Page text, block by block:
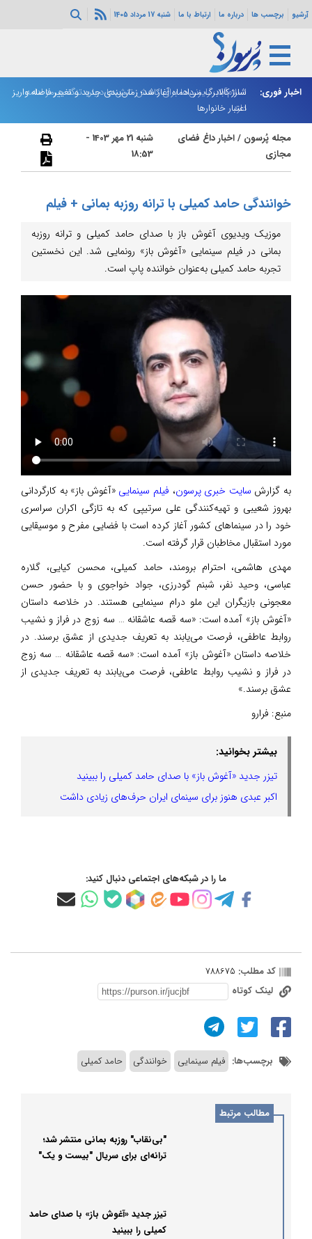
آرشیو برچسب ها درباره ما ارتباط با ما شنبه 17 مرداد 1405
اخبار فوری:
اسلام‌آباد: رایزنی‌ها برای کاهش تنش‌ها درباره تنگه هرمز ادامه
دارد
شارژ کالابرگ مردادماه آغاز شد؛ زمان‌بندی جدید و تغییر فاصله واریز
اعتبار خانوارها
مجله پُرسون /اخبار داغ فضای
مجازی
شنبه 21 مهر 1403 -
18:53
خوانندگی حامد کمیلی با ترانه روزبه بمانی + فیلم
موزیک ویدیوی آغوش باز با صدای حامد کمیلی و ترانه روزبه
بمانی در فیلم سینمایی «آغوش باز» رونمایی شد. این نخستین
تجربه حامد کمیلی به‌عنوان خواننده پاپ است.
به گزارش سایت خبری پرسون، فیلم سینمایی «آغوش باز» به کارگردانی
بهروز شعیبی و تهیه‌کنندگی علی سرتیپی که به تازگی اکران سراسری
خود را در سینما‌های کشور آغاز کرده است با فضایی مفرح و موسیقایی
مورد استقبال مخاطبان قرار گرفته است.
مهدی هاشمی، احترام برومند، حامد کمیلی، محسن کیایی، گلاره
عباسی، وحید نفر، شبنم گودرزی، جواد خواجوی و با حضور حسن
معجونی بازیگران این ملو درام سینمایی هستند. در خلاصه داستان
«آغوش باز» آمده است: «سه قصه عاشقانه … سه زوج در فراز و نشیب
روابط عاطفی، فرصت می‌یابند به تعریف جدیدی از عشق برسند. در
خلاصه داستان «آغوش باز» آمده است: «سه قصه عاشقانه … سه زوج
در فراز و نشیب روابط عاطفی، فرصت می‌یابند به تعریف جدیدی از
عشق برسند.»
منبع: فرارو
بیشتر بخوانید:
تیزر جدید «آغوش باز» با صدای حامد کمیلی را ببینید
اکبر عبدی هنوز برای سینمای ایران حرف‌های زیادی داشت
ما را در شبکه‌های اجتماعی دنبال کنید:
کد مطلب: 788675
لینک کوتاه
برچسب‌ها: فیلم سینمایی خوانندگی حامد کمیلی
مطالب مرتبط
"بی‌نقاب" روزبه بمانی منتشر شد؛
ترانه‌ای برای سریال "بیست و یک"
تیزر جدید «آغوش باز» با صدای حامد
کمیلی را ببینید